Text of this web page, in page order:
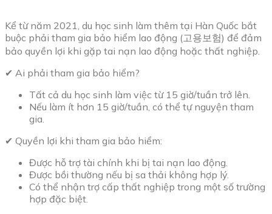
Kể từ năm 2021, du học sinh làm thêm tại Hàn Quốc bắt
buộc phải tham gia bảo hiểm lao động (고용보험) để đảm
bảo quyền lợi khi gặp tai nạn lao động hoặc thất nghiệp.
✔ Ai phải tham gia bảo hiểm?
Tất cả du học sinh làm việc từ 15 giờ/tuần trở lên.
Nếu làm ít hơn 15 giờ/tuần, có thể tự nguyện tham
gia.
✔ Quyền lợi khi tham gia bảo hiểm:
Được hỗ trợ tài chính khi bị tai nạn lao động.
Được bồi thường nếu bị sa thải không hợp lý.
Có thể nhận trợ cấp thất nghiệp trong một số trường
hợp đặc biệt.